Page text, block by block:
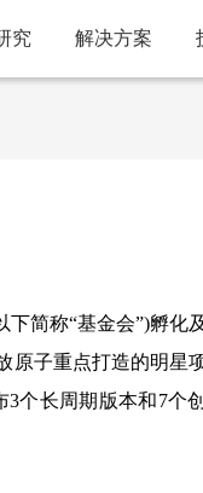
究 解决方案
简称“基金会”)孵化
原子重点打造的明星
3个长周期版本和7个